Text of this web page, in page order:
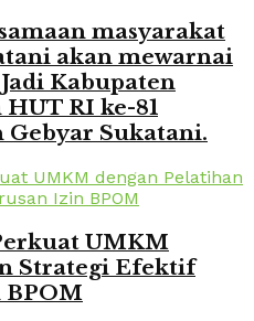
masyarakat
akan mewarnai
Kabupaten
HUT RI ke-81
Sukatani.
UMKM
Strategi Efektif
BPOM